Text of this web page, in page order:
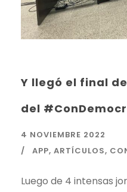
Y llegó el final
del
4 NOVIEMBRE 2022
APP, ARTÍCULOS,
Luego de 4 intensas